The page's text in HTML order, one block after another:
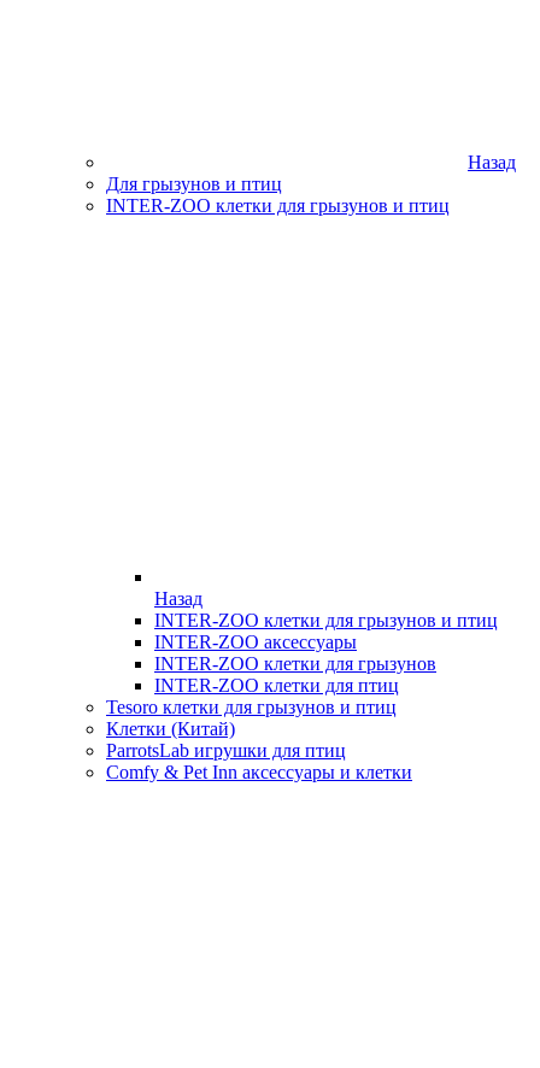
Назад
Для грызунов и птиц
INTER-ZOO клетки для грызунов и птиц
Назад
INTER-ZOO клетки для грызунов и птиц
INTER-ZOO аксессуары
INTER-ZOO клетки для грызунов
INTER-ZOO клетки для птиц
Tesoro клетки для грызунов и птиц
Клетки (Китай)
ParrotsLab игрушки для птиц
Comfy & Pet Inn аксессуары и клетки